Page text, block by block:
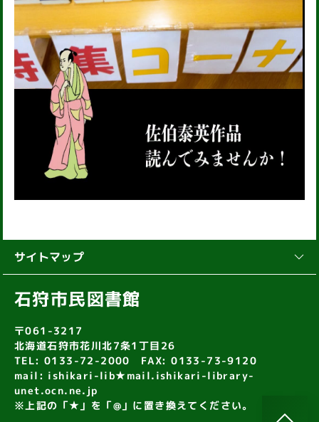
サイトマップ
石狩市民図書館
〒061-3217
北海道石狩市花川北7条1丁目26
TEL: 0133-72-2000 FAX: 0133-73-9120
mail: ishikari-lib★mail.ishikari-library-
unet.ocn.ne.jp
※上記の「★」を「@」に置き換えてください。